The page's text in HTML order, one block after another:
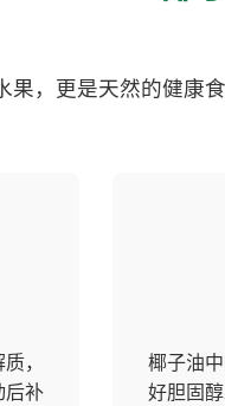
果，更是天然的健康
，
后补
椰子油
好胆固